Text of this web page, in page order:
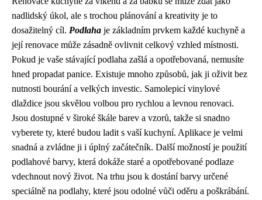
nadlidský úkol, ale s trochou plánování a kreativity je to
dosažitelný cíl. Podlaha je základním prvkem každé kuchyně a
její renovace může zásadně ovlivnit celkový vzhled místnosti.
Pokud je vaše stávající podlaha zašlá a opotřebovaná, nemusíte
hned propadat panice. Existuje mnoho způsobů, jak ji oživit bez
nutnosti bourání a velkých investic. Samolepicí vinylové
dlaždice jsou skvělou volbou pro rychlou a levnou renovaci.
Jsou dostupné v široké škále barev a vzorů, takže si snadno
vyberete ty, které budou ladit s vaší kuchyní. Aplikace je velmi
snadná a zvládne ji i úplný začátečník. Další možností je použití
podlahové barvy, která dokáže staré a opotřebované podlaze
vdechnout nový život. Na trhu jsou k dostání barvy určené
speciálně na podlahy, které jsou odolné vůči oděru a poškrábání.